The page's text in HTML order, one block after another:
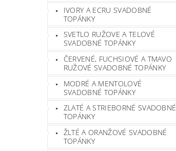
IVORY A ECRU SVADOBNÉ
TOPÁNKY
SVETLO RUŽOVE A TELOVÉ
SVADOBNÉ TOPÁNKY
ČERVENÉ, FUCHSIOVÉ A TMAVO
RUŽOVÉ SVADOBNÉ TOPÁNKY
MODRÉ A MENTOLOVÉ
SVADOBNÉ TOPÁNKY
ZLATÉ A STRIEBORNÉ SVADOBNÉ
TOPÁNKY
ŽLTÉ A ORANŽOVÉ SVADOBNÉ
TOPÁNKY